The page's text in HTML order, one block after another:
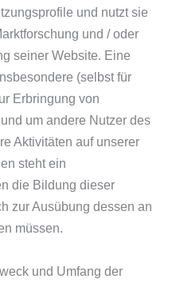
und nutzt sie
und / oder
seiner Website. Eine
(selbst für
Erbringung von
um andere Nutzer des
Aktivitäten auf unserer
steht ein
die Bildung dieser
zur Ausübung dessen an
müssen.
und Umfang der